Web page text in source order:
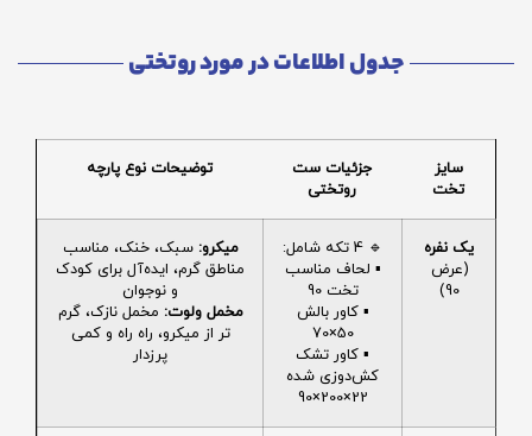
جدول اطلاعات در مورد روتختی
سایز
تخت
جزئیات ست
روتختی
توضیحات نوع پارچه
یک نفره
(عرض
90)
🔹 4 تکه شامل:
▪️ لحاف مناسب
تخت 90
▪️ کاور بالش
50×70
▪️ کاور تشک
کش‌دوزی شده
22×200×90
میکرو: سبک، خنک، مناسب
مناطق گرم، ایده‌آل برای کودک
و نوجوان
مخمل ولوت: مخمل نازک، گرم
تر از میکرو، راه راه و کمی
پرزدار